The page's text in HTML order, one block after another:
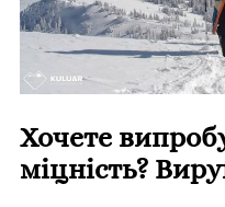
Хочете
міцність?